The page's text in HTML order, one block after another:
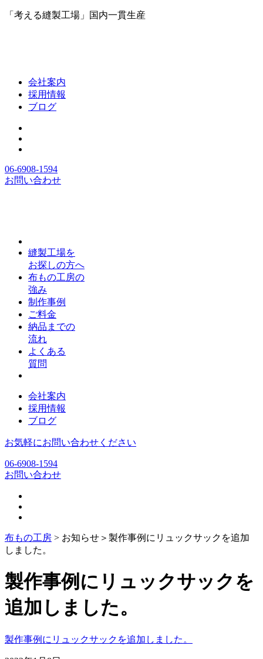
「考える縫製工場」国内一貫生産
会社案内
採用情報
ブログ
06-6908-1594
お問い合わせ
縫製工場を
お探しの方へ
布もの工房の
強み
制作事例
ご料金
納品までの
流れ
よくある
質問
会社案内
採用情報
ブログ
お気軽にお問い合わせください
06-6908-1594
お問い合わせ
布もの工房 > お知らせ＞ 製作事例にリュックサックを追加
しました。
製作事例にリュックサックを
追加しました。
製作事例にリュックサックを追加しました。